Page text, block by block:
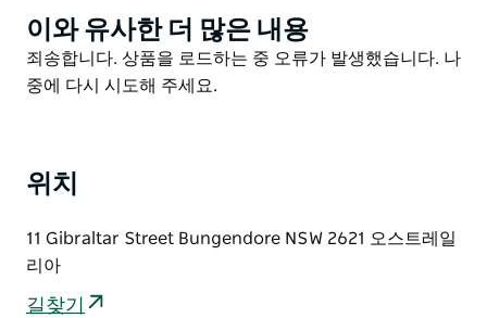
Product
List
이와 유사한 더 많은 내용
Product
List
죄송합니다. 상품을 로드하는 중 오류가 발생했습니다. 나
중에 다시 시도해 주세요.
위치
11 Gibraltar Street Bungendore NSW 2621 오스트레일
리아
길찾기